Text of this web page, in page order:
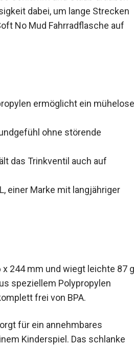
dabei, um lange Strecken
No Mud Fahrradflasche auf
ermöglicht ein
ohne störende
das Trinkventil auch auf
einer Marke mit langjähriger
x 244 mm und wiegt leichte 87
speziellem Polypropylen
frei von BPA.
für ein annehmbares
Kinderspiel. Das schlanke